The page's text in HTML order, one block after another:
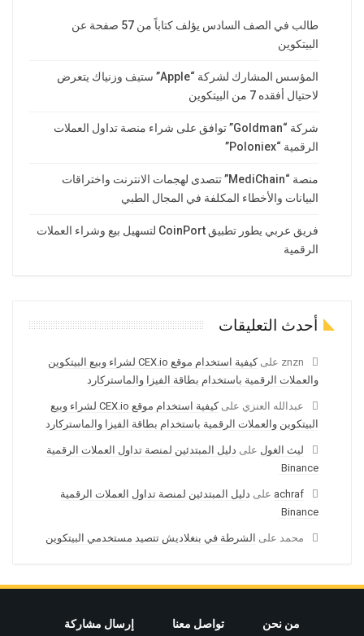
طالب في الصف السادس يؤلف كتاباً من 57 صفحة عن
البيتكوين
المؤسس المشارك لشركة “Apple” ستيف وزنياك يتعرض
لاحتيال أفقده 7 من البيتكوين
شركة “Goldman” توافق على شراء منصة تداول العملات
الرقمية “Poloniex”
منصة “MediChain” تتصدى لهجمات الانترنت واختراقات
البيانات والأخطاء المكلفة في المجال الطبي
فريق عربي يطور تطبيق CoinPort لتسهيل بيع وشراء العملات
الرقمية
أحدث التعليقات
znzn على
كيفية استخدام موقع CEX.io لشراء وبيع البيتكوين
والعملات الرقمية باستخدام بطاقة الفيزا والماستركارد
عبدالله العنزي على
كيفية استخدام موقع CEX.io لشراء وبيع
البيتكوين والعملات الرقمية باستخدام بطاقة الفيزا والماستركارد
ليث الغول على دليل المبتدئين لمنصة تداول العملات الرقمية
Binance
achraf على دليل المبتدئين لمنصة تداول العملات الرقمية
Binance
محمد على الشرطة في بنغلاديش تتصيد مستخدمي البيتكوين
من نحن تواصل معنا إرسال مشاركة